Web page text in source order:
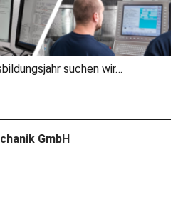
suchen wir…
GmbH